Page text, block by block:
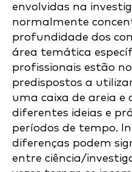
envolvidas na
normalmente
profundidade dos
área temática
profissionais estão
predispostos a
uma caixa de areia e
diferentes ideias e
períodos de tempo.
diferenças podem
entre ciência/